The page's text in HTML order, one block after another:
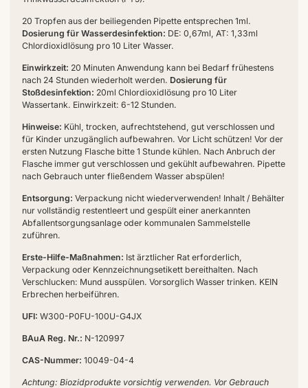
20 Tropfen aus der beiliegenden Pipette entsprechen 1ml.
Dosierung für Wasserdesinfektion: DE: 0,67ml, AT: 1,33ml
Chlordioxidlösung pro 10 Liter Wasser.
Einwirkzeit: 20 Minuten Anwendung kann bei Bedarf frühestens
nach 24 Stunden wiederholt werden. Dosierung für
Stoßdesinfektion: 20ml Chlordioxidlösung pro 10 Liter
Wassertank. Einwirkzeit: 6-12 Stunden.
Hinweise: Kühl, trocken, aufrechtstehend, gut verschlossen und
für Kinder unzugänglich aufbewahren. Vor Licht schützen! Vor der
ersten Nutzung Flasche bitte 1 Stunde kühlen. Nach Anbruch der
Flasche immer gut verschlossen und gekühlt aufbewahren. Pipette
nach Gebrauch unter fließendem Wasser abspülen!
Entsorgung: Verpackung nicht wiederverwenden! Inhalt / Behälter
nur vollständig restentleert und gespült einer anerkannten
Abfallentsorgungsanlage oder kommunalen Sammelstelle
zuführen.
Erste-Hilfe-Maßnahmen: Ist ärztlicher Rat erforderlich,
Verpackung oder Kennzeichnungsetikett bereithalten. Nach
Verschlucken: Mund ausspülen. Vorsorglich Wasser trinken. KEIN
Erbrechen herbeiführen.
UFI: W300-P0FU-100U-G4JX
BAuA Reg. Nr.: N-120997
CAS-Nummer: 10049-04-4
Achtung: Biozidprodukte vorsichtig verwenden. Vor Gebrauch